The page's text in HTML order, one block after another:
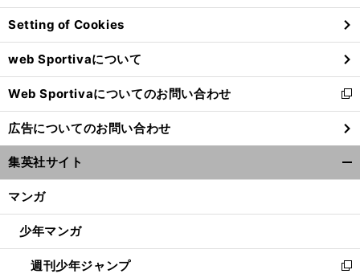
ン
ド
ウ
で
開
く
Setting of Cookies
web Sportivaについて
Web Sportivaについてのお問い合わせ
新
し
い
ウ
ィ
ン
ウ
開
く
広告についてのお問い合わせ
集英社サイト
マンガ
少年マンガ
週刊少年ジャンプ
新